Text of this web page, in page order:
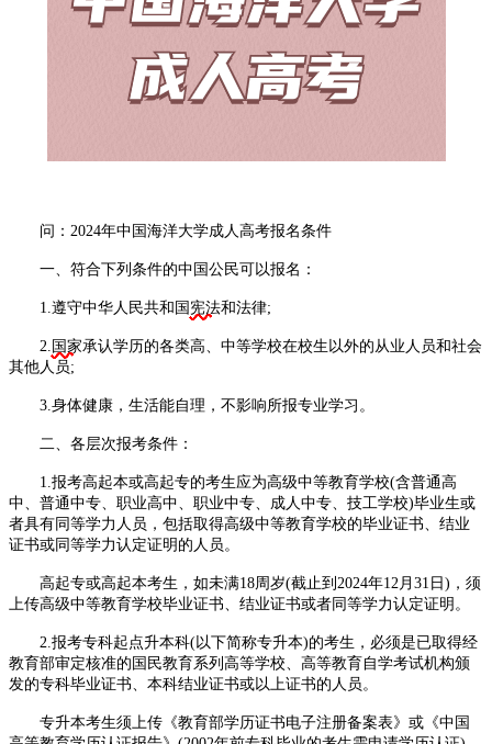
问：2024年中国海洋大学成人高考报名条件
一、符合下列条件的中国公民可以报名：
1.遵守中华人民共和国 宪法和法律;
2. 国家承认学历的各类高、中等学校在校生以外的从业人员和社会
其他人员;
3.身体健康，生活能自理，不影响所报专业学习。
二、各层次报考条件：
1.报考高起本或高起专的考生应为高级中等教育学校(含普通高
中、普通中专、职业高中、职业中专、成人中专、技工学校)毕业生或
者具有同等学力人员，包括取得高级中等教育学校的毕业证书、结业
证书或同等学力认定证明的人员。
高起专或高起本考生，如未满18周岁(截止到2024年12月31日)，须
上传高级中等教育学校毕业证书、结业证书或者同等学力认定证明。
2.报考专科起点升本科(以下简称专升本)的考生，必须是已取得经
教育部审定核准的国民教育系列高等学校、高等教育自学考试机构颁
发的专科毕业证书、本科结业证书或以上证书的人员。
专升本考生须上传《教育部学历证书电子注册备案表》或《中国